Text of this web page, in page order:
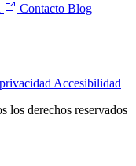
Contacto Blog
Accesibilidad
derechos reservados